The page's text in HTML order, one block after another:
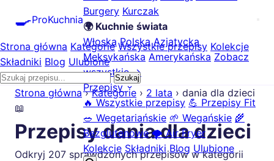
🍳ProKuchnia
Burgery Kurczak
🌍 Kuchnie świata
Włoska Polska Azjatycka
Meksykańska Amerykańska Zobacz
wszystkie →
Przepisy
🔥 Wszystkie przepisy 💪 Przepisy Fit
🥗 Wegetariańskie 🌱 Wegańskie 🌾
Bezglutenowe 🌪️ Air Fryer
Kolekcje Składniki Blog Ulubione
Strona główna Kategorie Wszystkie przepisy Kolekcje
Składniki Blog Ulubione
Szukaj
Strona główna › Kategorie › 2 lata › dania dla dzieci
📖
Przepisy dania dla dzieci
Odkryj 207 sprawdzonych przepisów w kategorii